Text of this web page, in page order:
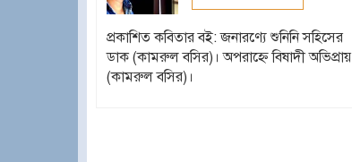
প্রকাশিত কবিতার বই: জনারণ্যে শুনিনি সহিসের
ডাক (কামরুল বসির)। অপরাহ্ণে বিষাদী অভিপ্রায়
(কামরুল বসির)।